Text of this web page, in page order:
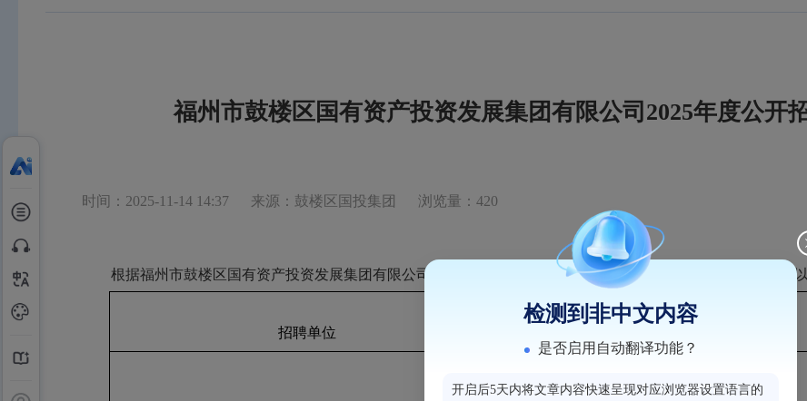
福州市鼓楼区国有资产投资发展集团有限公司2025年度公开
时间：2025-11-14 14:37 来源：鼓楼区国投集团 浏览量：420
根据福州市鼓楼区国有资产投资发展集团有限公司公开招聘公告（202 年10月14日），现将拟录人员名单予
招聘单位
招商运营岗
检测到非中文内容
是否启用自动翻译功能？
开启后5天内将文章内容快速呈现对应浏览器设置语言的